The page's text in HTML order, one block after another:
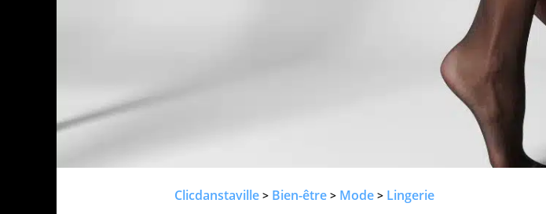
Clicdanstaville> Bien-être> Mode> Lingerie